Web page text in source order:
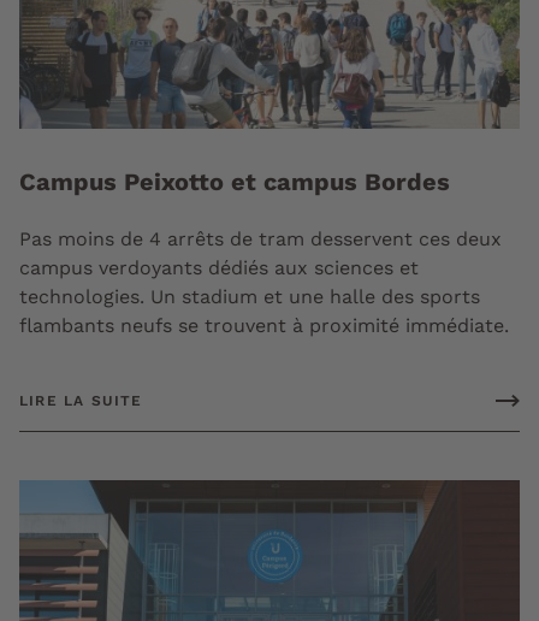
Campus Peixotto et campus Bordes
Pas moins de 4 arrêts de tram desservent ces deux
campus verdoyants dédiés aux sciences et
technologies. Un stadium et une halle des sports
flambants neufs se trouvent à proximité immédiate.
LIRE LA SUITE